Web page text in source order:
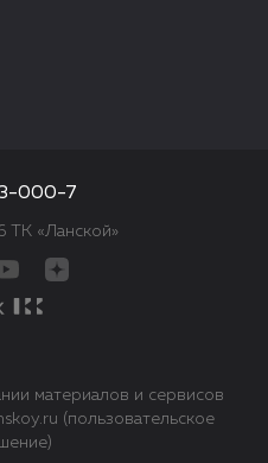
«Ланской»
000-7
материалов и сервисов
(пользовательское